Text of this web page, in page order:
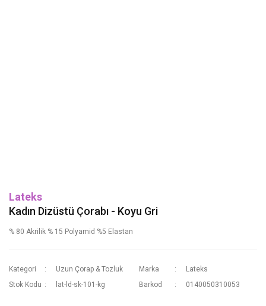
Lateks
Kadın Dizüstü Çorabı - Koyu Gri
% 80 Akrilik % 15 Polyamid %5 Elastan
Kategori Uzun Çorap & Tozluk Marka
Lateks
Stok Kodu
lat-ld-sk-101-kg Barkod 0140050310053